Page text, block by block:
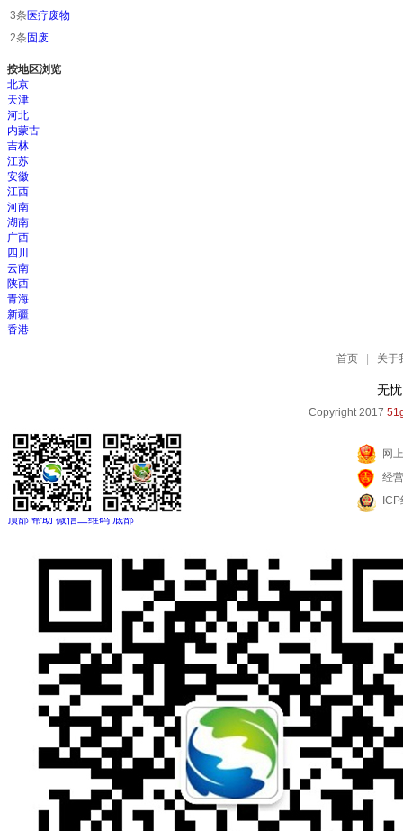
3条 医疗废物
2条 固废
按地区浏览
北京
天津
河北
内蒙古
吉林
江苏
安徽
江西
河南
湖南
广西
四川
云南
陕西
青海
新疆
香港
首页 关于
无
Copyright 2017
网
经
顶部 帮助 微信二维码 底部